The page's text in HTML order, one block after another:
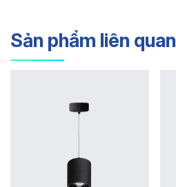
Sản phẩm liên quan